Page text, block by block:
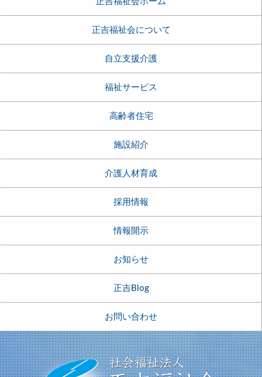
正吉福祉会について
自立支援介護
福祉サービス
高齢者住宅
施設紹介
介護人材育成
採用情報
情報開示
お知らせ
正吉Blog
お問い合わせ